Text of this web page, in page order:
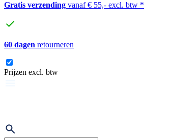
Gratis verzending vanaf € 55,- excl. btw *
60 dagen retourneren
Prijzen excl. btw